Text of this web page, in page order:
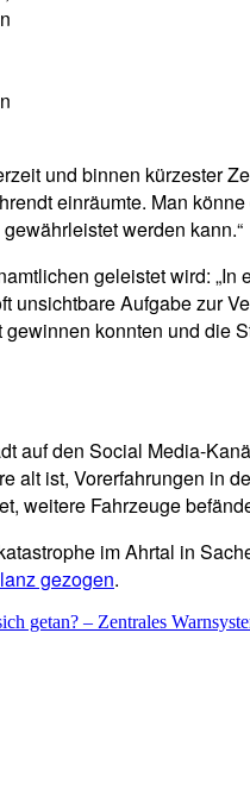
und binnen kürzester
einräumte. Man
werden kann.“
geleistet wird:
Aufgabe zur
konnten und die
auf den Social Media-
alt ist, Vorerfahrungen
weitere Fahrzeuge
im Ahrtal in
gezogen.
getan? – Zentrales